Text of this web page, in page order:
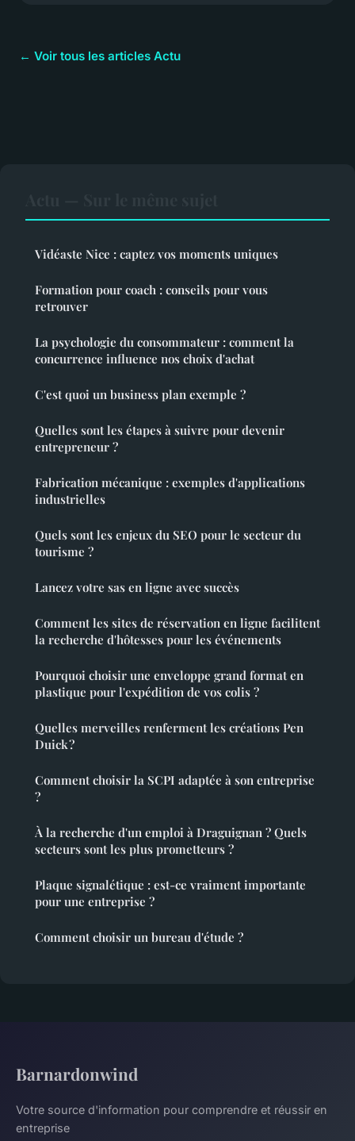
← Voir tous les articles Actu
Vidéaste Nice : captez vos moments uniques
Formation pour coach : conseils pour vous
retrouver
La psychologie du consommateur : comment la
concurrence influence nos choix d'achat
C'est quoi un business plan exemple ?
Quelles sont les étapes à suivre pour devenir
entrepreneur ?
Fabrication mécanique : exemples d'applications
industrielles
Quels sont les enjeux du SEO pour le secteur du
tourisme ?
Lancez votre sas en ligne avec succès
Comment les sites de réservation en ligne facilitent
la recherche d'hôtesses pour les événements
Pourquoi choisir une enveloppe grand format en
plastique pour l'expédition de vos colis ?
Quelles merveilles renferment les créations Pen
Duick ?
Comment choisir la SCPI adaptée à son entreprise
?
À la recherche d'un emploi à Draguignan ? Quels
secteurs sont les plus prometteurs ?
Plaque signalétique : est-ce vraiment importante
pour une entreprise ?
Comment choisir un bureau d'étude ?
Barnardonwind
Votre source d'information pour comprendre et réussir en
entreprise